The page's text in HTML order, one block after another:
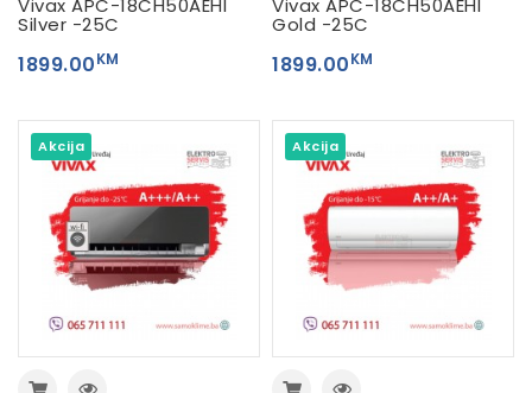
Vivax APC-18CH50AEHI
Silver -25C
1899.00KM
Vivax APC-18CH50AEHI
Gold -25C
1899.00KM
Akcija Akcija